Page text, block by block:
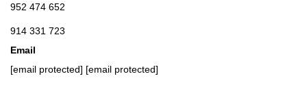
952 474 652
914 331 723
Email
[email protected] [email protected]